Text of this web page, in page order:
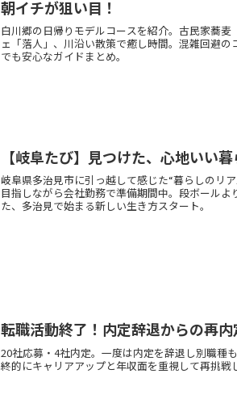
朝イチが狙い目！
白川郷の日帰りモデルコースを紹介。古民家蕎麦
ェ「落人」、川沿い散策で癒し時間。混雑回避の
でも安心なガイドまとめ。
【岐阜たび】見つけた、心地いい暮
岐阜県多治見市に引っ越して感じた“暮らしのリ
目指しながら会社勤務で準備期間中。段ボールよ
た、多治見で始まる新しい生き方スタート。
転職活動終了！内定辞退からの再内
20社応募・4社内定。一度は内定を辞退し別職種
終的にキャリアアップと年収面を重視して再挑戦